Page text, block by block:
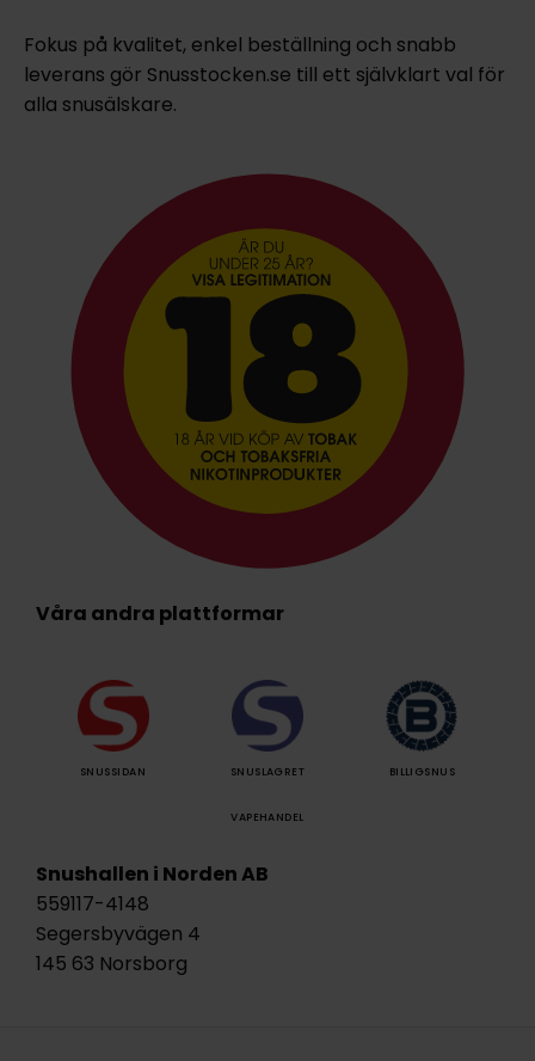
Fokus på kvalitet, enkel beställning och snabb
leverans gör Snusstocken.se till ett självklart val för
alla snusälskare.
Våra andra plattformar
SNUSSIDAN SNUSLAGRET BILLIGSNUS
VAPEHANDEL
Snushallen i Norden AB
559117-4148
Segersbyvägen 4
145 63 Norsborg